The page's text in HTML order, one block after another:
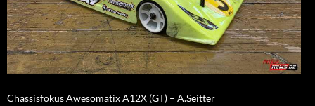
Chassisfokus Awesomatix A12X (GT) – A.Seitter